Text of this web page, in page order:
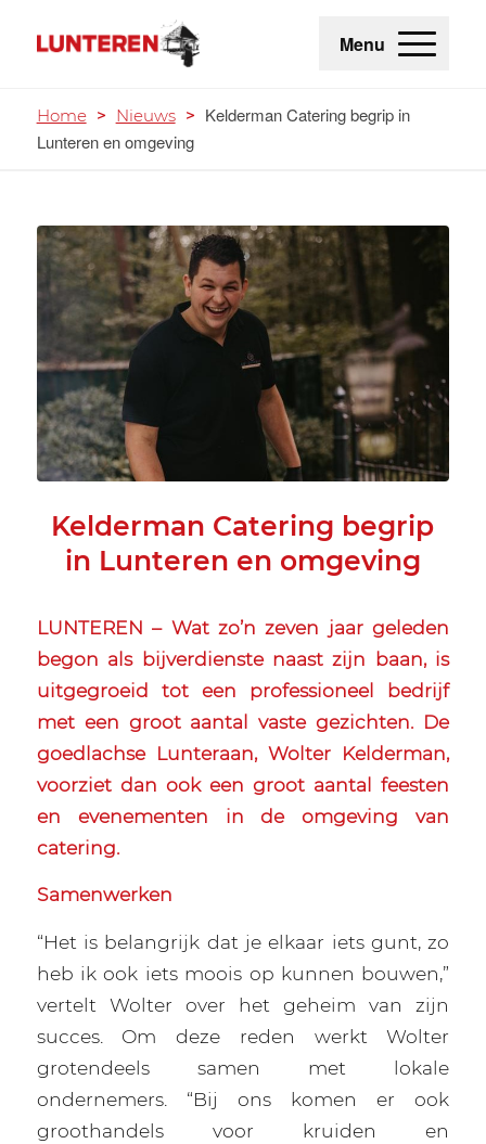
Menu
Home > Nieuws > Kelderman Catering begrip in
Lunteren en omgeving
Kelderman Catering begrip
in Lunteren en omgeving
LUNTEREN – Wat zo’n zeven jaar geleden
begon als bijverdienste naast zijn baan, is
uitgegroeid tot een professioneel bedrijf
met een groot aantal vaste gezichten. De
goedlachse Lunteraan, Wolter Kelderman,
voorziet dan ook een groot aantal feesten
en evenementen in de omgeving van
catering.
Samenwerken
“Het is belangrijk dat je elkaar iets gunt, zo
heb ik ook iets moois op kunnen bouwen,”
vertelt Wolter over het geheim van zijn
succes. Om deze reden werkt Wolter
grotendeels samen met lokale
ondernemers. “Bij ons komen er ook
groothandels voor kruiden en